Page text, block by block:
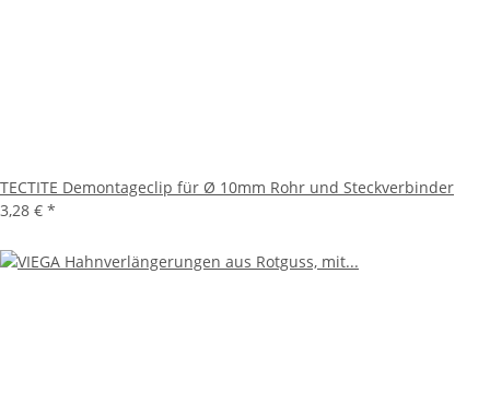
TECTITE Demontageclip für Ø 10mm Rohr und Steckverbinder
3,28 € *